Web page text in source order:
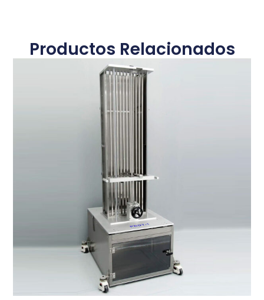
Productos Relacionados